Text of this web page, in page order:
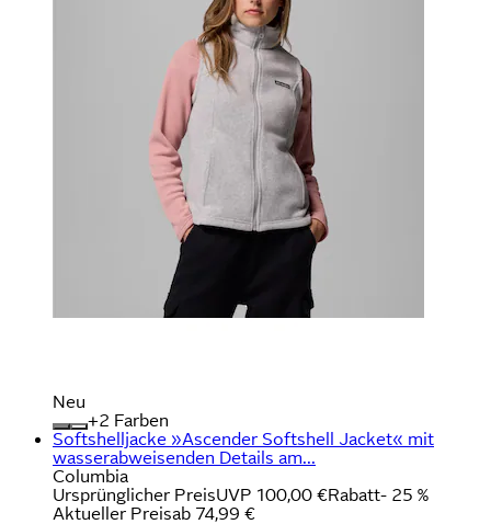
Neu
+
Farben
Softshelljacke »Ascender Softshell Jacket« mit
wasserabweisenden Details am...
Columbia
Ursprünglicher PreisUVP 100,00 €Rabatt- 25 %
Aktueller Preisab 74,99 €